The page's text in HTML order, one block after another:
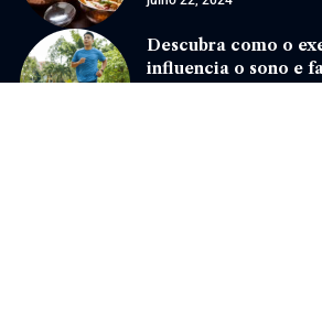
Descubra como o
influencia o sono e